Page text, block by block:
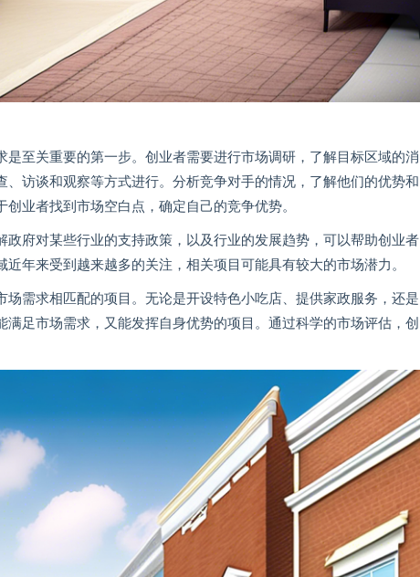
至关重要的第一步。创业者需要进行市场调研，了解目标区域的消
、访谈和观察等方式进行。分析竞争对手的情况，了解他们的优势和
业者找到市场空白点，确定自己的竞争优势。
府对某些行业的支持政策，以及行业的发展趋势，可以帮助创业者
年来受到越来越多的关注，相关项目可能具有较大的市场潜力。
需求相匹配的项目。无论是开设特色小吃店、提供家政服务，还是
足市场需求，又能发挥自身优势的项目。通过科学的市场评估，创